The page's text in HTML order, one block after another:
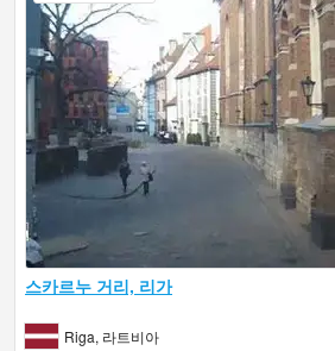
스카르누 거리, 리가
Riga, 라트비아